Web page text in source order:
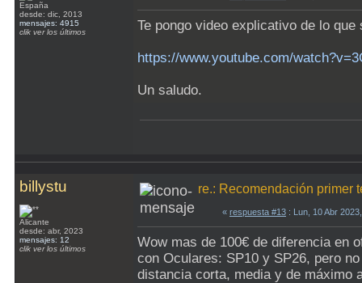
España
desde: dic, 2013
mensajes: 4915
clik ver los últimos
Te pongo video explicativo de lo
https://www.youtube.com/
Un saludo.
billystu
Alicante
desde: abr, 2023
mensajes: 12
clik ver los últimos
re.: Recomendación primer
« respuesta #13 : Lun, 10 Abr
Wow mas de 100€ de diferencia en
con Oculares: SP10 y SP26, pero
distancia corta, media y de máximo